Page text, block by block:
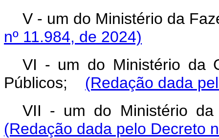
V - um do Ministério da
nº 11.984, de 2024)
VI - um do Ministério da
Públicos; (Redação dada
VII - um do Ministério
(Redação dada pelo Decreto